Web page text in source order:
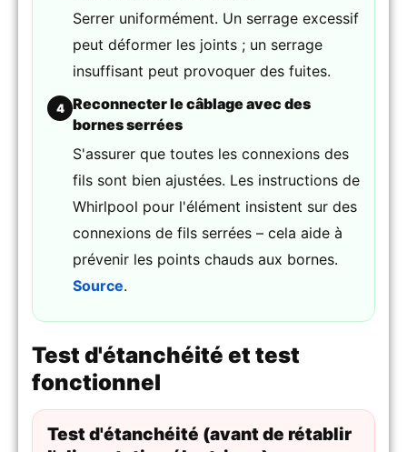
Serrer uniformément. Un serrage excessif
peut déformer les joints ; un serrage
insuffisant peut provoquer des fuites.
4 Reconnecter le câblage avec des
bornes serrées
S'assurer que toutes les connexions des
fils sont bien ajustées. Les instructions de
Whirlpool pour l'élément insistent sur des
connexions de fils serrées – cela aide à
prévenir les points chauds aux bornes.
Source.
Test d'étanchéité et test
fonctionnel
Test d'étanchéité (avant de rétablir